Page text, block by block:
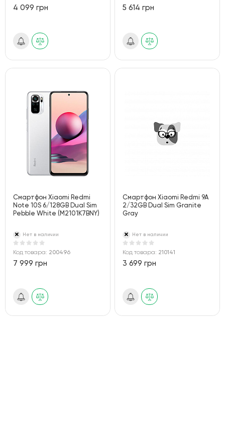
4 099 грн 5 614 грн
Смартфон Xiaomi Redmi
Note 10S 6/128GB Dual Sim
Pebble White (M2101K7BNY)
Нет в наличии
Код товара: 200496
7 999 грн
Смартфон Xiaomi Redmi 9A
2/32GB Dual Sim Granite
Gray
Нет в наличии
Код товара: 210141
3 699 грн